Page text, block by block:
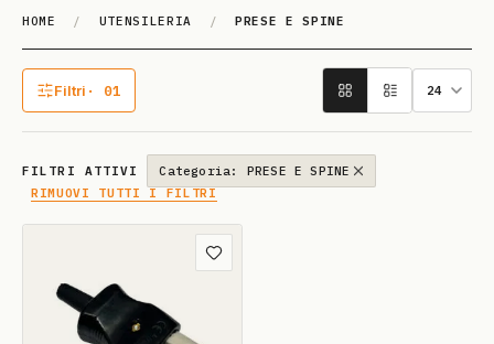
HOME / UTENSILERIA / PRESE E SPINE
PRE­SE E SPI­NE
Filtri · 01
1 filtro attivo
FILTRI ATTIVI
Categoria: PRESE E SPINE
RIMUOVI TUTTI I FILTRI
Aggiungi ai preferiti